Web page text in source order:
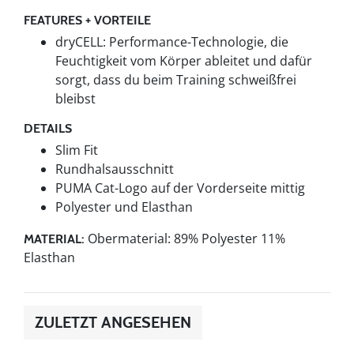
FEATURES + VORTEILE
dryCELL: Performance-Technologie, die
Feuchtigkeit vom Körper ableitet und dafür
sorgt, dass du beim Training schweißfrei
bleibst
DETAILS
Slim Fit
Rundhalsausschnitt
PUMA Cat-Logo auf der Vorderseite mittig
Polyester und Elasthan
MATERIAL: Obermaterial: 89% Polyester 11%
Elasthan
ZULETZT ANGESEHEN